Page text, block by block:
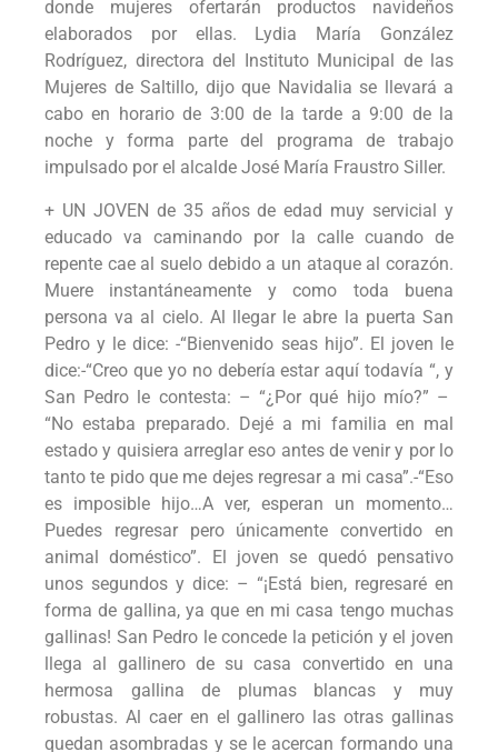
donde mujeres ofertarán productos navideños
elaborados por ellas. Lydia María González
Rodríguez, directora del Instituto Municipal de las
Mujeres de Saltillo, dijo que Navidalia se llevará a
cabo en horario de 3:00 de la tarde a 9:00 de la
noche y forma parte del programa de trabajo
impulsado por el alcalde José María Fraustro Siller.
+ UN JOVEN de 35 años de edad muy servicial y
educado va caminando por la calle cuando de
repente cae al suelo debido a un ataque al corazón.
Muere instantáneamente y como toda buena
persona va al cielo. Al llegar le abre la puerta San
Pedro y le dice: -“Bienvenido seas hijo”. El joven le
dice:-“Creo que yo no debería estar aquí todavía “, y
San Pedro le contesta: – “¿Por qué hijo mío?” –
“No estaba preparado. Dejé a mi familia en mal
estado y quisiera arreglar eso antes de venir y por lo
tanto te pido que me dejes regresar a mi casa”.-“Eso
es imposible hijo…A ver, esperan un momento…
Puedes regresar pero únicamente convertido en
animal doméstico”. El joven se quedó pensativo
unos segundos y dice: – “¡Está bien, regresaré en
forma de gallina, ya que en mi casa tengo muchas
gallinas! San Pedro le concede la petición y el joven
llega al gallinero de su casa convertido en una
hermosa gallina de plumas blancas y muy
robustas. Al caer en el gallinero las otras gallinas
quedan asombradas y se le acercan formando una